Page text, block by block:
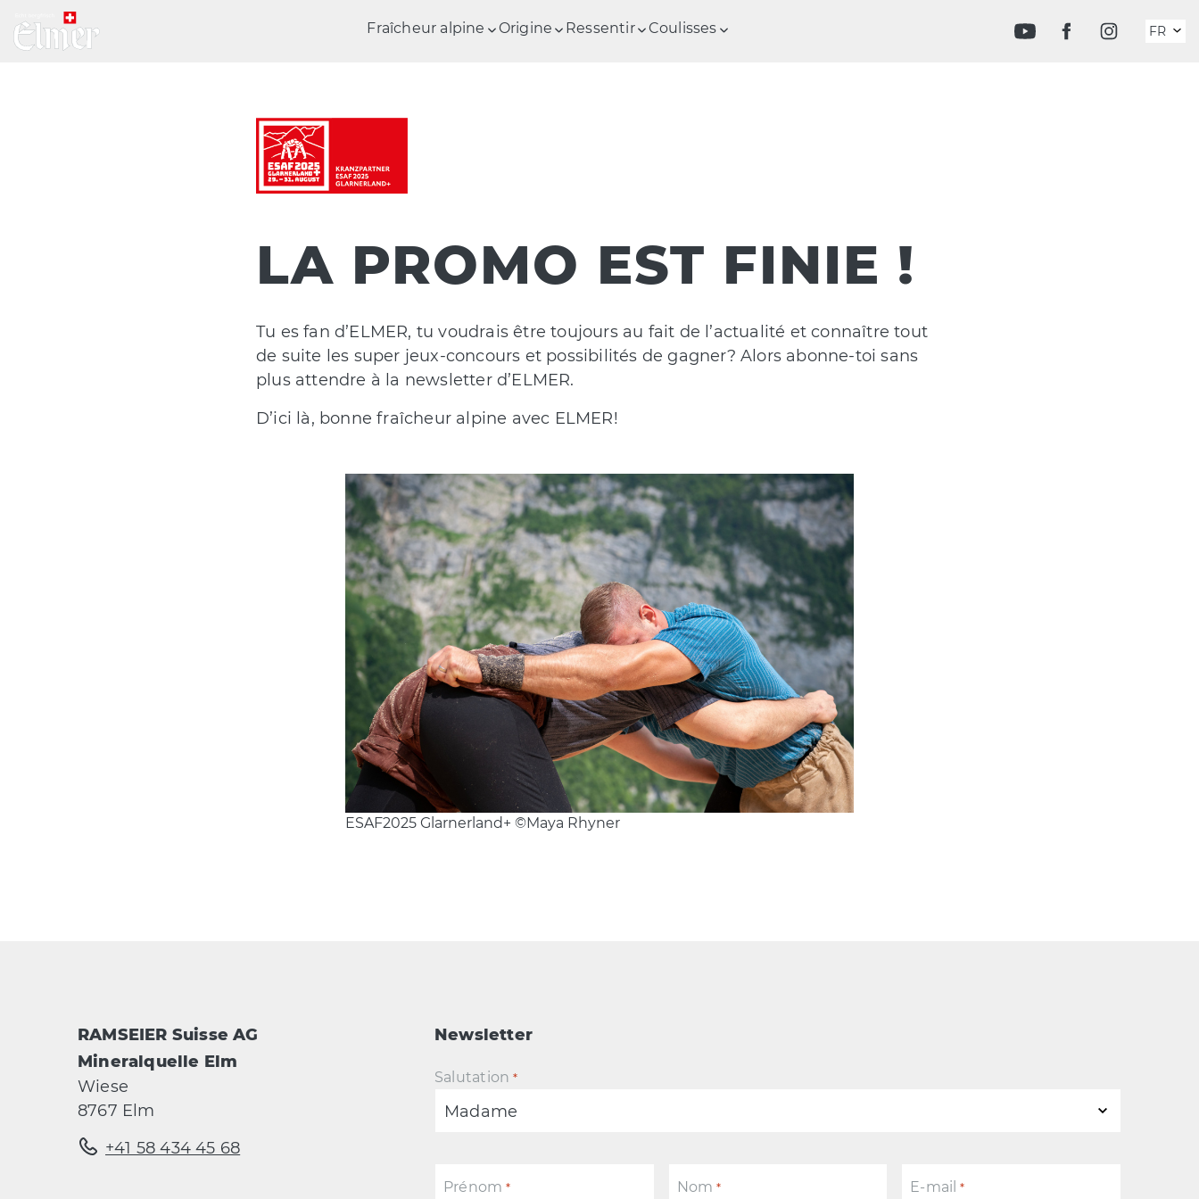
Fraîcheur alpine Origine Ressentir Coulisses
FR
LA PROMO EST FINIE !
Tu es fan d’ELMER, tu voudrais être toujours au fait de l’actualité et connaître tout
de suite les super jeux-concours et possibilités de gagner? Alors abonne-toi sans
plus attendre à la newsletter d’ELMER.
D’ici là, bonne fraîcheur alpine avec ELMER!
ESAF2025 Glarnerland+ ©Maya Rhyner
RAMSEIER Suisse AG
Mineralquelle Elm
Wiese
8767 Elm
+41 58 434 45 68
Newsletter
Salutation *
Prénom * Nom * E-mail *